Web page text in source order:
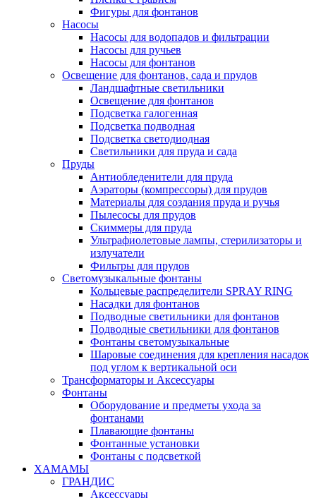
Фигуры для фонтанов
Насосы
Насосы для водопадов и фильтрации
Насосы для ручьев
Насосы для фонтанов
Освещение для фонтанов, сада и прудов
Ландшафтные светильники
Освещение для фонтанов
Подсветка галогенная
Подсветка подводная
Подсветка светодиодная
Светильники для пруда и сада
Пруды
Антиобледенители для пруда
Аэраторы (компрессоры) для прудов
Материалы для создания пруда и ручья
Пылесосы для прудов
Скиммеры для пруда
Ультрафиолетовые лампы, стерилизаторы и
излучатели
Фильтры для прудов
Светомузыкальные фонтаны
Кольцевые распределители SPRAY RING
Насадки для фонтанов
Подводные светильники для фонтанов
Подводные светильники для фонтанов
Фонтаны светомузыкальные
Шаровые соединения для крепления насадок
под углом к вертикальной оси
Трансформаторы и Аксессуары
Фонтаны
Оборудование и предметы ухода за
фонтанами
Плавающие фонтаны
Фонтанные установки
Фонтаны с подсветкой
ХАМАМЫ
ГРАНДИС
Аксессуары